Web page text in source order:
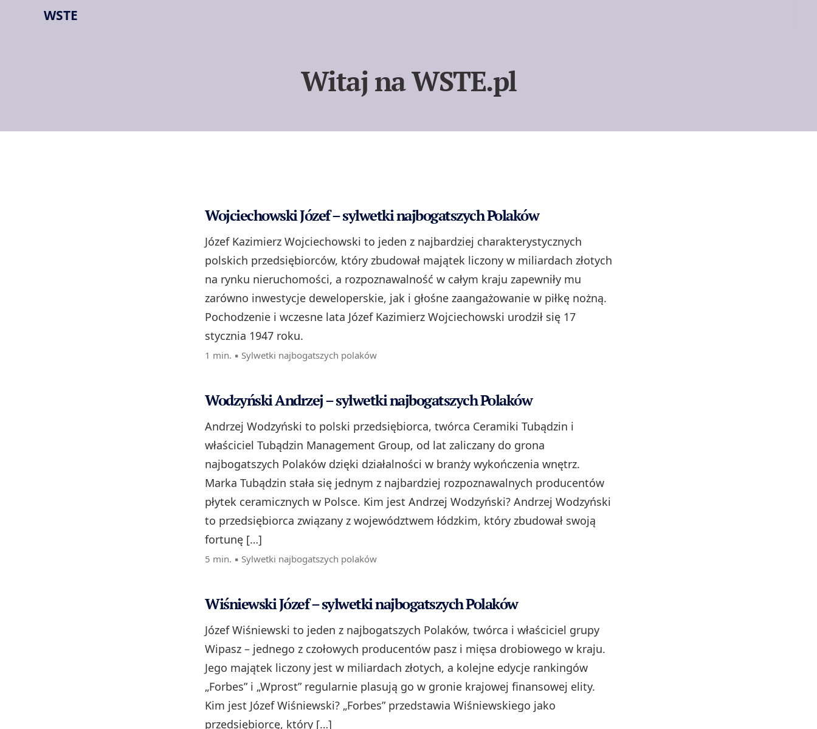
WSTE
Witaj na WSTE.pl
Wojciechowski Józef – sylwetki najbogatszych Polaków
Józef Kazimierz Wojciechowski to jeden z najbardziej charakterystycznych
polskich przedsiębiorców, który zbudował majątek liczony w miliardach złotych
na rynku nieruchomości, a rozpoznawalność w całym kraju zapewniły mu
zarówno inwestycje deweloperskie, jak i głośne zaangażowanie w piłkę nożną.
Pochodzenie i wczesne lata Józef Kazimierz Wojciechowski urodził się 17
stycznia 1947 roku.
1 min. ▪ Sylwetki najbogatszych polaków
Wodzyński Andrzej – sylwetki najbogatszych Polaków
Andrzej Wodzyński to polski przedsiębiorca, twórca Ceramiki Tubądzin i
właściciel Tubądzin Management Group, od lat zaliczany do grona
najbogatszych Polaków dzięki działalności w branży wykończenia wnętrz.
Marka Tubądzin stała się jednym z najbardziej rozpoznawalnych producentów
płytek ceramicznych w Polsce. Kim jest Andrzej Wodzyński? Andrzej Wodzyński
to przedsiębiorca związany z województwem łódzkim, który zbudował swoją
fortunę […]
5 min. ▪ Sylwetki najbogatszych polaków
Wiśniewski Józef – sylwetki najbogatszych Polaków
Józef Wiśniewski to jeden z najbogatszych Polaków, twórca i właściciel grupy
Wipasz – jednego z czołowych producentów pasz i mięsa drobiowego w kraju.
Jego majątek liczony jest w miliardach złotych, a kolejne edycje rankingów
„Forbes” i „Wprost” regularnie plasują go w gronie krajowej finansowej elity.
Kim jest Józef Wiśniewski? „Forbes” przedstawia Wiśniewskiego jako
przedsiębiorcę, który […]